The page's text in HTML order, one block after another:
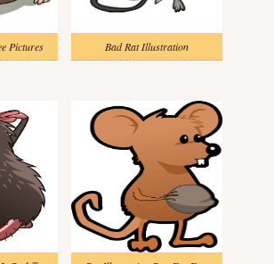
Pictures Bad Rat Illustration